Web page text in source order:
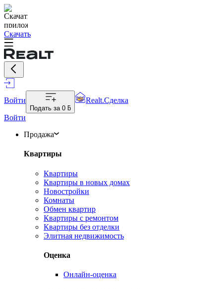
Скачать
Войти
Подать за 0 ƃ
Realt.Сделка
Войти
Продажа
Квартиры
Квартиры
Квартиры в новых домах
Новостройки
Комнаты
Обмен квартир
Квартиры с ремонтом
Квартиры без отделки
Элитная недвижимость
Оценка
Онлайн-оценка